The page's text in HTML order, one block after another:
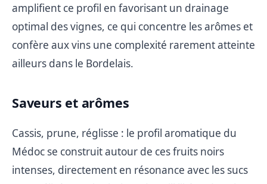
amplifient ce profil en favorisant un drainage
optimal des vignes, ce qui concentre les arômes et
confère aux vins une complexité rarement atteinte
ailleurs dans le Bordelais.
Saveurs et arômes
Cassis, prune, réglisse : le profil aromatique du
Médoc se construit autour de ces fruits noirs
intenses, directement en résonance avec les sucs